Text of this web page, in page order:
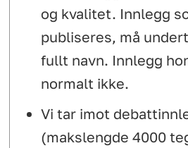
og kvalitet. Innlegg
publiseres, må
fullt navn. Innlegg
normalt ikke.
Vi tar imot
(makslengde 4000